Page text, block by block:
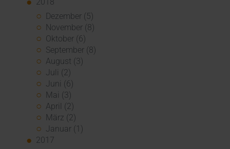
Dezember (5)
November (8)
Oktober (6)
September (8)
August (3)
Juli (2)
Juni (6)
Mai (3)
April (2)
März (2)
Januar (1)
2017